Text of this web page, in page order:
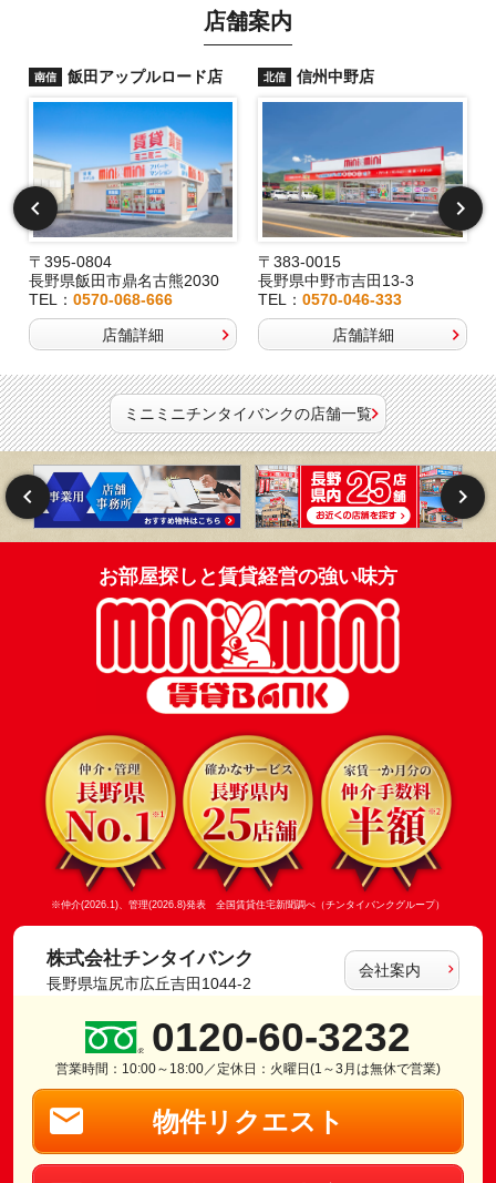
店舗案内
南信 飯田アップルロード店
〒395-0804
長野県飯田市鼎名古熊2030
TEL：0570-068-666
店舗詳細
北信 信州中野店
〒383-0015
長野県中野市吉田13-3
TEL：0570-046-333
店舗詳細
ミニミニチンタイバンクの店舗一覧
お部屋探しと賃貸経営の強い味方
※仲介(2026.1)、管理(2026.8)発表 全国賃貸住宅新聞調べ（チンタイバンクグループ）
株式会社チンタイバンク
長野県塩尻市広丘吉田1044-2
会社案内
0120-60-3232
営業時間：10:00～18:00／定休日：火曜日(1～3月は無休で営業)
物件リクエスト